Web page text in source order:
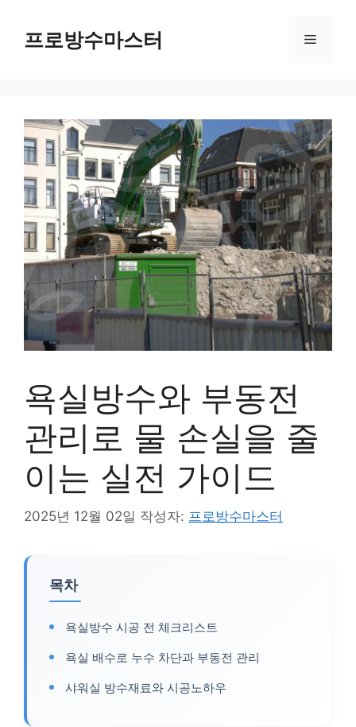
프로방수마스터 메
욕실방수와 부동전
관리로 물 손실을 줄
이는 실전 가이드
2025년 12월 02일 작성자: 프로방수마스터
목차
욕실방수 시공 전 체크리스트
욕실 배수로 누수 차단과 부동전 관리
샤워실 방수재료와 시공노하우